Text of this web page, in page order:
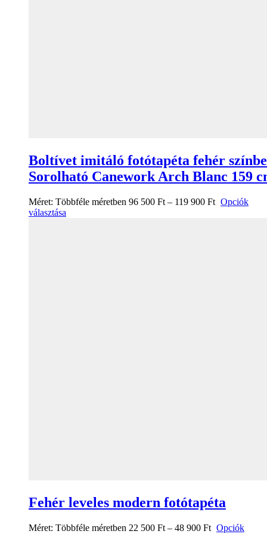
Boltívet imitáló fotótapéta fehér
Sorolható Canework Arch Blanc 159
Méret: Többféle méretben 96 500 Ft – 119 900 Ft Opciók
választása
Fehér leveles modern fotótapéta
Méret: Többféle méretben 22 500 Ft – 48 900 Ft Opciók